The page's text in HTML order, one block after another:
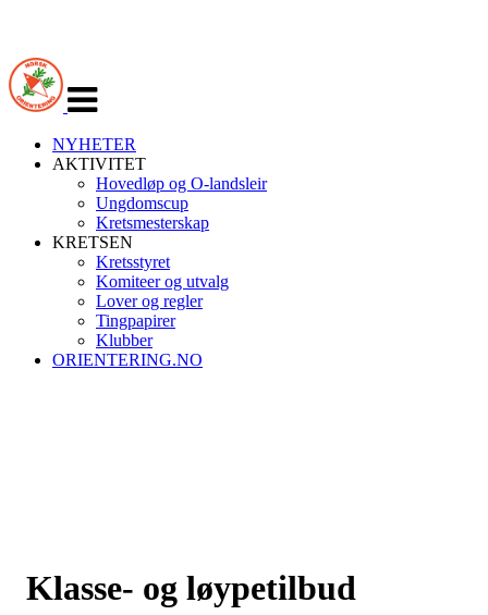
navigasjon
NYHETER
AKTIVITET
Hovedløp og O-landsleir
Ungdomscup
Kretsmesterskap
KRETSEN
Kretsstyret
Komiteer og utvalg
Lover og regler
Tingpapirer
Klubber
ORIENTERING.NO
Klasse- og løypetilbud